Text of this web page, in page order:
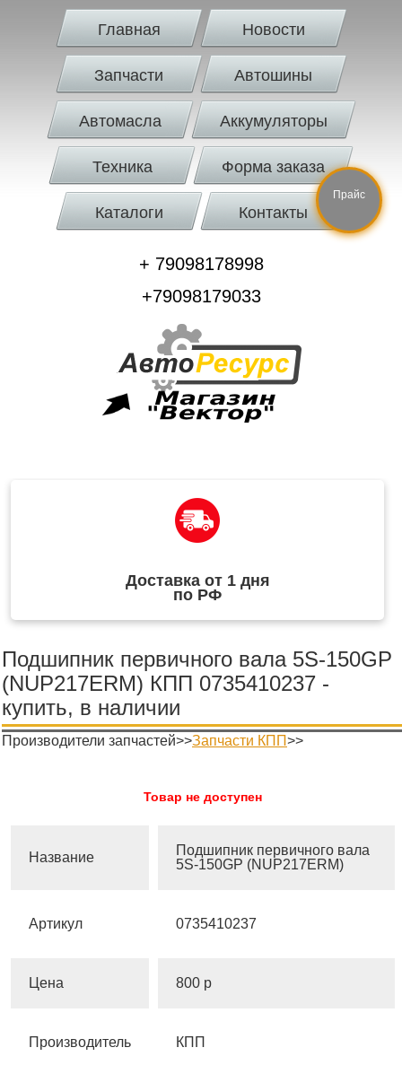
Главная Новости
Запчасти Автошины
Автомасла Аккумуляторы
Техника Форма заказа
Каталоги Контакты
+ 79098178998
+79098179033
Доставка от 1 дня
по РФ
Подшипник первичного вала 5S-150GP
(NUP217ERM) КПП 0735410237 -
купить, в наличии
Производители запчастей>>Запчасти КПП>>
Товар не доступен
Название
Подшипник первичного вала
5S-150GP (NUP217ERM)
Артикул 0735410237
Цена 800 р
Производитель КПП
Прайс